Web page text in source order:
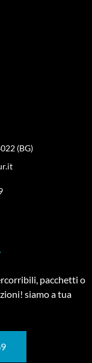
(BG)
pacchetti o
siamo a tua